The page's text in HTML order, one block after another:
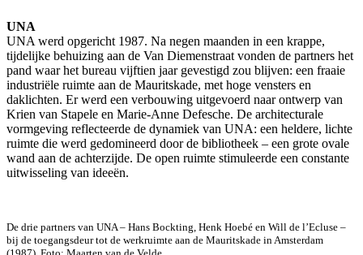
UNA
UNA werd opgericht 1987. Na negen maanden in een krappe,
tijdelijke behuizing aan de Van Diemenstraat vonden de partners het
pand waar het bureau vijftien jaar gevestigd zou blijven: een fraaie
industriële ruimte aan de Mauritskade, met hoge vensters en
daklichten. Er werd een verbouwing uitgevoerd naar ontwerp van
Krien van Stapele en Marie-Anne Defesche. De architecturale
vormgeving reflecteerde de dynamiek van UNA: een heldere, lichte
ruimte die werd gedomineerd door de bibliotheek – een grote ovale
wand aan de achterzijde. De open ruimte stimuleerde een constante
uitwisseling van ideeën.
De drie partners van UNA – Hans Bockting, Henk Hoebé en Will de l’Ecluse –
bij de toegangsdeur tot de werkruimte aan de Mauritskade in Amsterdam